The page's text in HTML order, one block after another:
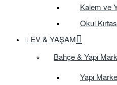
Kalem ve
Okul
EV & YAŞAM
Bahçe & Yapı
Yapı